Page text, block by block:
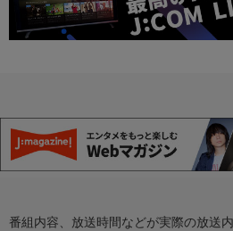
番組内容、放送時間などが実際の放送